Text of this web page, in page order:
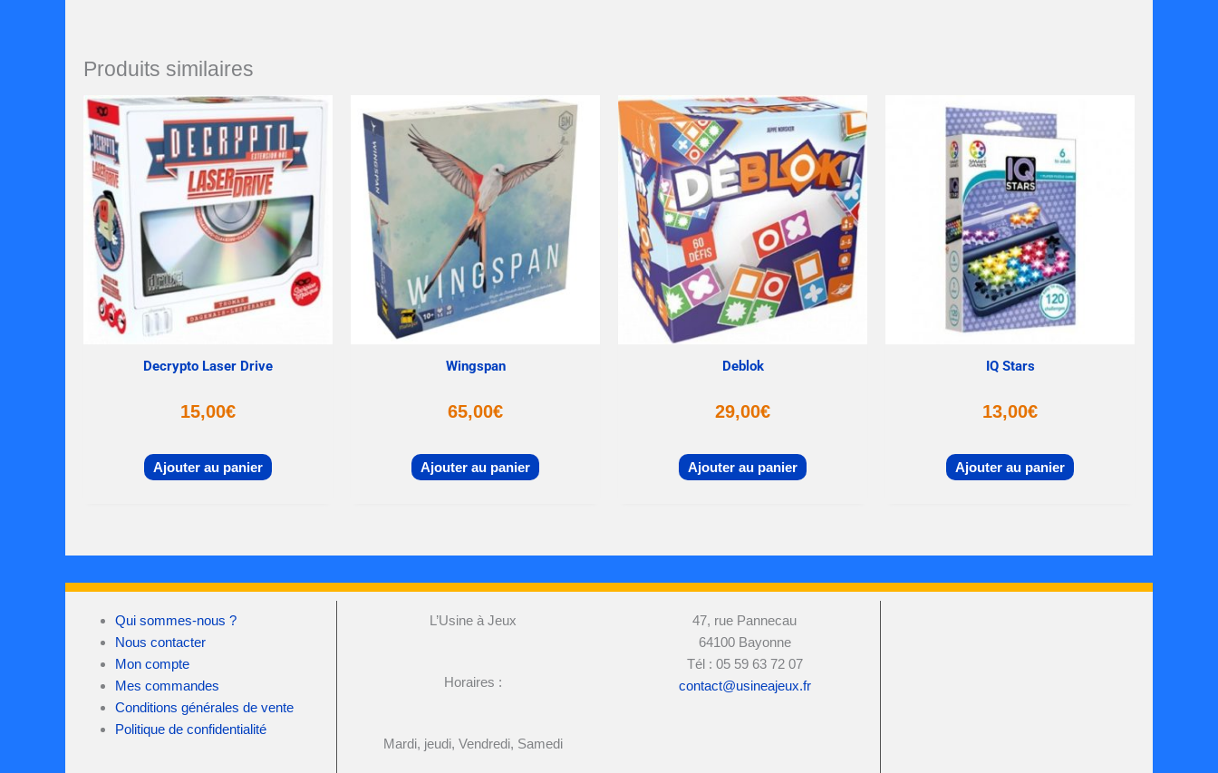
Produits similaires
Decrypto Laser Drive
15,00€
Ajouter au panier
Wingspan
65,00€
Ajouter au panier
Deblok
29,00€
Ajouter au panier
IQ Stars
13,00€
Ajouter au panier
Qui sommes-nous ?
Nous contacter
Mon compte
Mes commandes
Conditions générales de vente
Politique de confidentialité
L’Usine à Jeux
Horaires :
Mardi, jeudi, Vendredi, Samedi
47, rue Pannecau
64100 Bayonne
Tél : 05 59 63 72 07
contact@usineajeux.fr